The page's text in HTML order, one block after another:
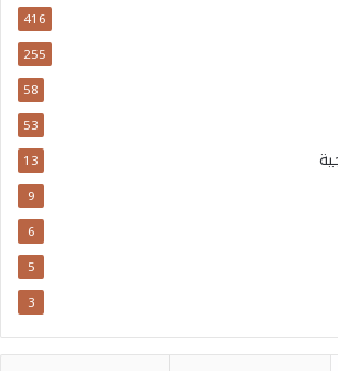
416
255
58
53
13
9
6
5
3